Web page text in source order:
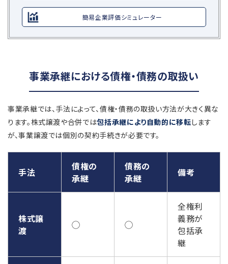
簡易企業評価シミュレーター
事業承継における債権・債務の取扱い
事業承継では、手法によって、債権・債務の取扱い方法が大きく異な
ります。株式譲渡や合併では包括承継により自動的に移転します
が、事業譲渡では個別の契約手続きが必要です。
手法
債権の
承継
債務の
承継
備考
株式譲
渡
◯ ◯
全権利
義務が
包括承
継